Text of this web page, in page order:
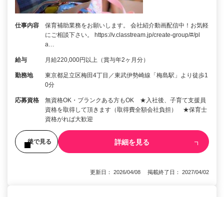
仕事内容
保育補助業務をお願いします。 会社紹介動画配信中！お気軽
にご相談下さい。 https://v.classtream.jp/create-group/#/pl
a…
給与 月給220,000円以上（賞与年2ヶ月分）
勤務地
東京都足立区梅田4丁目／東武伊勢崎線「梅島駅」より徒歩1
0分
応募資格
無資格OK・ブランクある方もOK ★入社後、子育て支援員
資格を取得して頂きます（取得費全額会社負担） ★保育士
資格がれば大歓迎
後で見る 詳細を見る
更新日： 2026/04/08 掲載終了日： 2027/04/02